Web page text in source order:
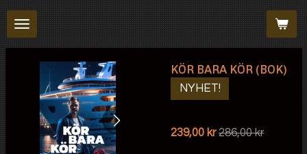
Hoppa
till
KÖR BARA KÖR (BOK)
NYHET!
239,00 kr 286,00 kr